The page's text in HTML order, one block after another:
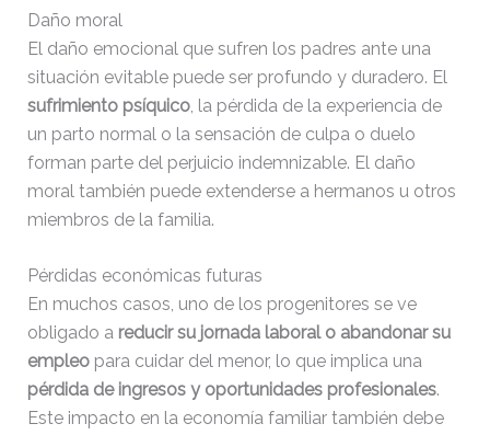
Daño moral
El daño emocional que sufren los padres ante una
situación evitable puede ser profundo y duradero. El
sufrimiento psíquico, la pérdida de la experiencia de
un parto normal o la sensación de culpa o duelo
forman parte del perjuicio indemnizable. El daño
moral también puede extenderse a hermanos u otros
miembros de la familia.
Pérdidas económicas futuras
En muchos casos, uno de los progenitores se ve
obligado a reducir su jornada laboral o abandonar su
empleopara cuidar del menor, lo que implica una
pérdida de ingresos y oportunidades profesionales.
Este impacto en la economía familiar también debe